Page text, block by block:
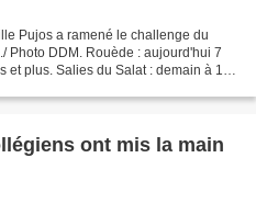
Pujos a ramené le challenge du
Photo DDM. Rouède : aujourd'hui 7
plus. Salies du Salat : demain à 19
ont mis la main